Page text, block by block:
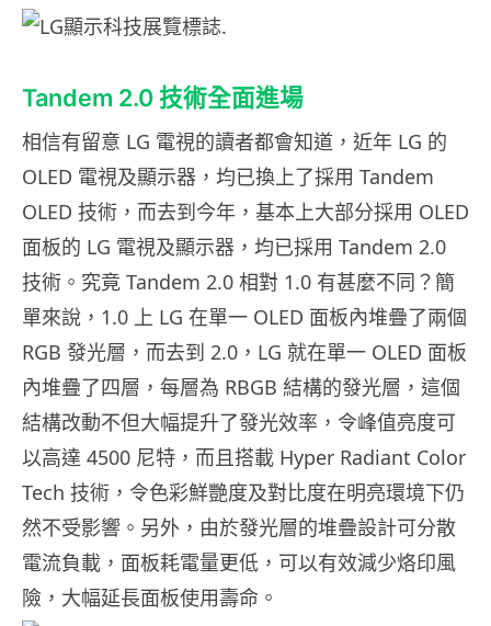
Tandem 2.0 技術全面進場
相信有留意 LG 電視的讀者都會知道，近年 LG 的
OLED 電視及顯示器，均已換上了採用 Tandem
OLED 技術，而去到今年，基本上大部分採用 OLED
面板的 LG 電視及顯示器，均已採用 Tandem 2.0
技術。究竟 Tandem 2.0 相對 1.0 有甚麼不同？簡
單來說，1.0 上 LG 在單一 OLED 面板內堆疊了兩個
RGB 發光層，而去到 2.0，LG 就在單一 OLED 面板
內堆疊了四層，每層為 RBGB 結構的發光層，這個
結構改動不但大幅提升了發光效率，令峰值亮度可
以高達 4500 尼特，而且搭載 Hyper Radiant Color
Tech 技術，令色彩鮮艷度及對比度在明亮環境下仍
然不受影響。另外，由於發光層的堆疊設計可分散
電流負載，面板耗電量更低，可以有效減少烙印風
險，大幅延長面板使用壽命。